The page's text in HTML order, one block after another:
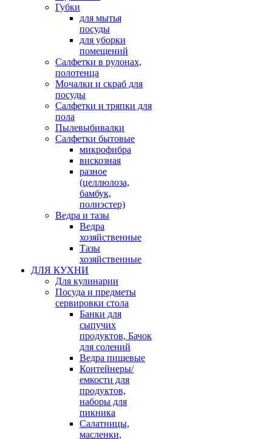
Губки
для мытья
посуды
для уборки
помещений
Салфетки в рулонах,
полотенца
Мочалки и скраб для
посуды
Салфетки и тряпки для
пола
Пылевыбивалки
Салфетки бытовые
микрофибра
вискозная
разное
(целлюлоза,
бамбук,
полиэстер)
Ведра и тазы
Ведра
хозяйственные
Тазы
хозяйственные
ДЛЯ КУХНИ
Для кулинарии
Посуда и предметы
сервировки стола
Банки для
сыпучих
продуктов, Бачок
для солений
Ведра пищевые
Контейнеры/
емкости для
продуктов,
наборы для
пикника
Салатницы,
масленки,